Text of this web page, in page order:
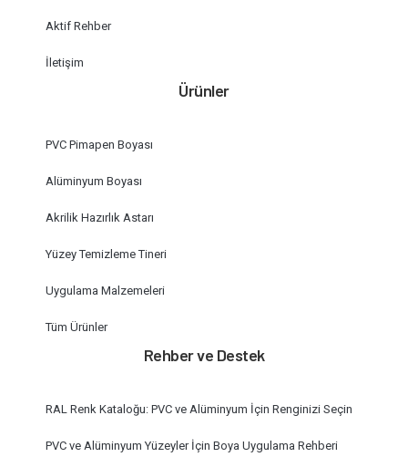
Aktif Rehber
İletişim
Ürünler
PVC Pimapen Boyası
Alüminyum Boyası
Akrilik Hazırlık Astarı
Yüzey Temizleme Tineri
Uygulama Malzemeleri
Tüm Ürünler
Rehber ve Destek
RAL Renk Kataloğu: PVC ve Alüminyum İçin Renginizi Seçin
PVC ve Alüminyum Yüzeyler İçin Boya Uygulama Rehberi